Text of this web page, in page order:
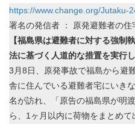
https://www.change.org/Jutaku-
署名の発信者 ： 原発避難者の
【福島県は避難者に対する強制
法に基づく人道的な措置を実行し
3月8日、原発事故で福島から避
舎に住んでいる避難者宅にいき
名が訪れ、「原告の福島県が明
ら、1ヶ月以内に荷物をまとめ